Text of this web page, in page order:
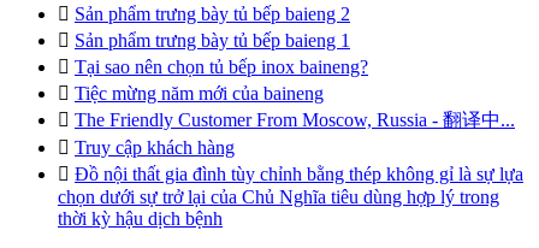
 Sản phẩm trưng bày tủ bếp baieng 2
 Sản phẩm trưng bày tủ bếp baieng 1
 Tại sao nên chọn tủ bếp inox baineng?
 Tiệc mừng năm mới của baineng
 The Friendly Customer From Moscow, Russia - 翻译中...
 Truy cập khách hàng
 Đồ nội thất gia đình tùy chỉnh bằng thép không gỉ là sự lựa
chọn dưới sự trở lại của Chủ Nghĩa tiêu dùng hợp lý trong
thời kỳ hậu dịch bệnh